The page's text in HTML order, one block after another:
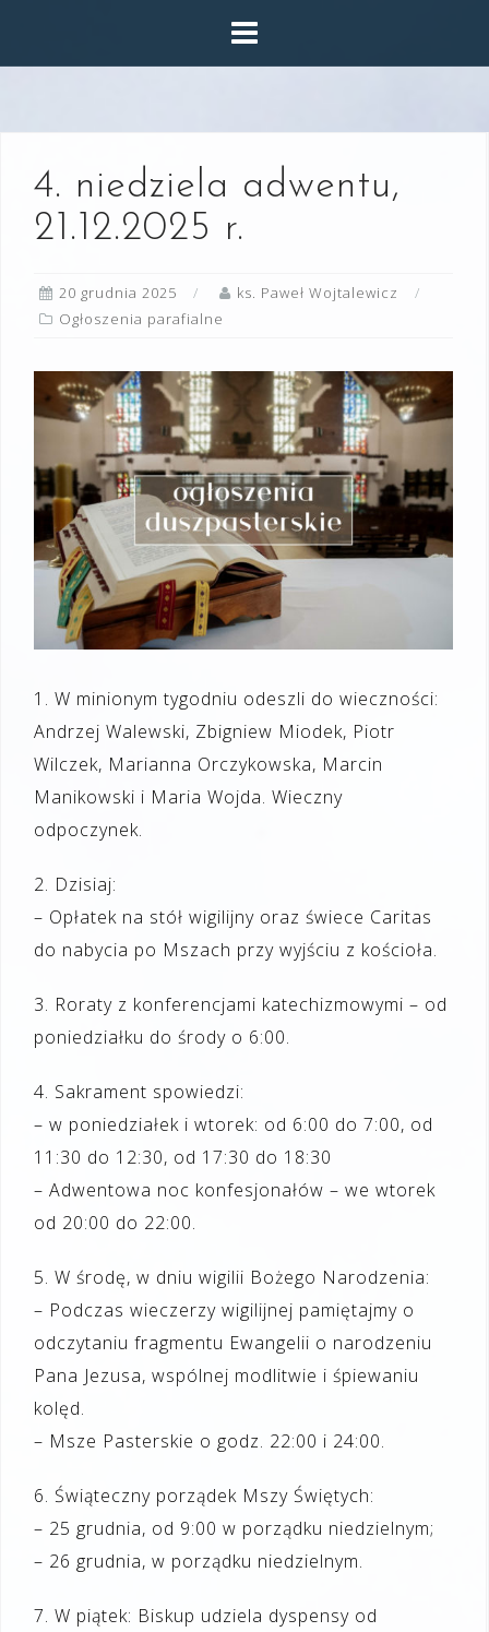
4. niedziela adwentu,
21.12.2025 r.
20 grudnia 2025
ks. Paweł Wojtalewicz
Ogłoszenia parafialne
1. W minionym tygodniu odeszli do wieczności:
Andrzej Walewski, Zbigniew Miodek, Piotr
Wilczek, Marianna Orczykowska, Marcin
Manikowski i Maria Wojda. Wieczny
odpoczynek.
2. Dzisiaj:
– Opłatek na stół wigilijny oraz świece Caritas
do nabycia po Mszach przy wyjściu z kościoła.
3. Roraty z konferencjami katechizmowymi – od
poniedziałku do środy o 6:00.
4. Sakrament spowiedzi:
– w poniedziałek i wtorek: od 6:00 do 7:00, od
11:30 do 12:30, od 17:30 do 18:30
– Adwentowa noc konfesjonałów – we wtorek
od 20:00 do 22:00.
5. W środę, w dniu wigilii Bożego Narodzenia:
– Podczas wieczerzy wigilijnej pamiętajmy o
odczytaniu fragmentu Ewangelii o narodzeniu
Pana Jezusa, wspólnej modlitwie i śpiewaniu
kolęd.
– Msze Pasterskie o godz. 22:00 i 24:00.
6. Świąteczny porządek Mszy Świętych:
– 25 grudnia, od 9:00 w porządku niedzielnym;
– 26 grudnia, w porządku niedzielnym.
7. W piątek: Biskup udziela dyspensy od